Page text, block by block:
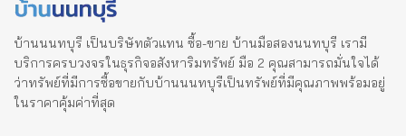
บ้านนนทบุรี เป็นบริษัทตัวแทน ซื้อ-ขาย บ้านมือสองนนทบุรี เรามี
บริการครบวงจรในธุรกิจอสังหาริมทรัพย์ มือ 2 คุณสามารถมั่นใจได้
ว่าทรัพย์ที่มีการซื้อขายกับบ้านนนทบุรีเป็นทรัพย์ที่มีคุณภาพพร้อมอยู่
ในราคาคุ้มค่าที่สุด